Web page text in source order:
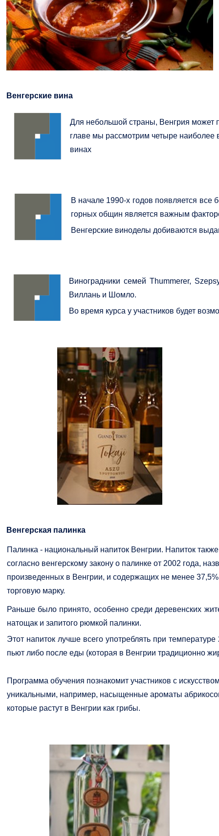
Венгерские вина
Для небольшой страны, Венгрия может
главе мы рассмотрим четыре наиболее
винах
В начале 1990-х годов появляется
горных общин является важным
Венгерские виноделы добиваются
Виноградники семей Thummerer,
Виллань и Шомло.
Во время курса у участников будет
Венгерская палинка
Палинка - национальный напиток Венгрии. Напиток
согласно венгерскому закону о палинке от 2002 года,
произведенных в Венгрии, и содержащих не менее
торговую марку.
Раньше было принято, особенно среди деревенских
натощак и запитого рюмкой палинки.
Этот напиток лучше всего употреблять при
пьют либо после еды (которая в Венгрии традиционно
Программа обучения познакомит участников с
уникальными, например, насыщенные ароматы
которые растут в Венгрии как грибы.